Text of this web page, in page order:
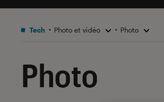
Tech Photo et vidéo Photo
Photo